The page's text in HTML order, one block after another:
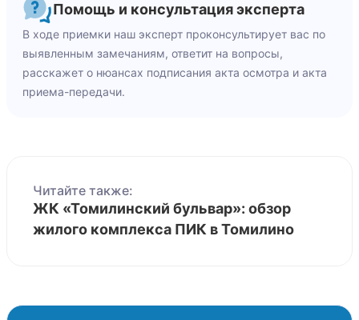
Помощь и консультация эксперта
В ходе приемки наш эксперт проконсультирует вас по
выявленным замечаниям, ответит на вопросы,
расскажет о нюансах подписания акта осмотра и акта
приема-передачи.
Читайте также:
ЖК «Томилинский бульвар»: обзор
жилого комплекса ПИК в Томилино